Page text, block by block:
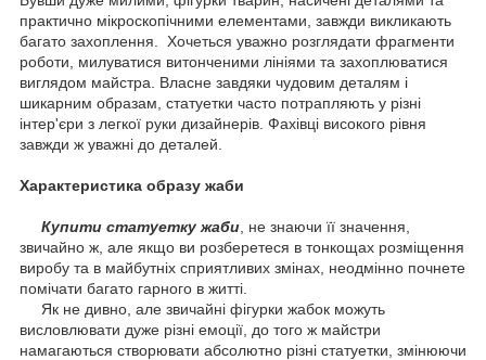
практично мікроскопічними елементами, завжди викликають
багато захоплення. Хочеться уважно розглядати фрагменти
роботи, милуватися витонченими лініями та захоплюватися
виглядом майстра. Власне завдяки чудовим деталям і
шикарним образам, статуетки часто потрапляють у різні
інтер'єри з легкої руки дизайнерів. Фахівці високого рівня
завжди ж уважні до деталей.
Характеристика образу жаби
Купити статуетку жаби , не знаючи її значення,
звичайно ж, але якщо ви розберетеся в тонкощах розміщення
виробу та в майбутніх сприятливих змінах, неодмінно почнете
помічати багато гарного в житті.
Як не дивно, але звичайні фігурки жабок можуть
висловлювати дуже різні емоції, до того ж майстри
намагаються створювати абсолютно різні статуетки, змінюючи